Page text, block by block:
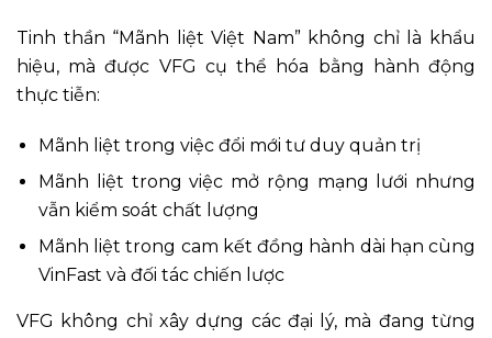
Tinh thần “Mãnh liệt Việt Nam” không chỉ là khẩu
hiệu, mà được VFG cụ thể hóa bằng hành động
thực tiễn:
Mãnh liệt trong việc đổi mới tư duy quản trị
Mãnh liệt trong việc mở rộng mạng lưới nhưng
vẫn kiểm soát chất lượng
Mãnh liệt trong cam kết đồng hành dài hạn cùng
VinFast và đối tác chiến lược
VFG không chỉ xây dựng các đại lý, mà đang từng